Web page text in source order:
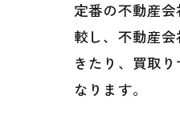
定番の不動産
較し、不動産
きたり、買取
なります。